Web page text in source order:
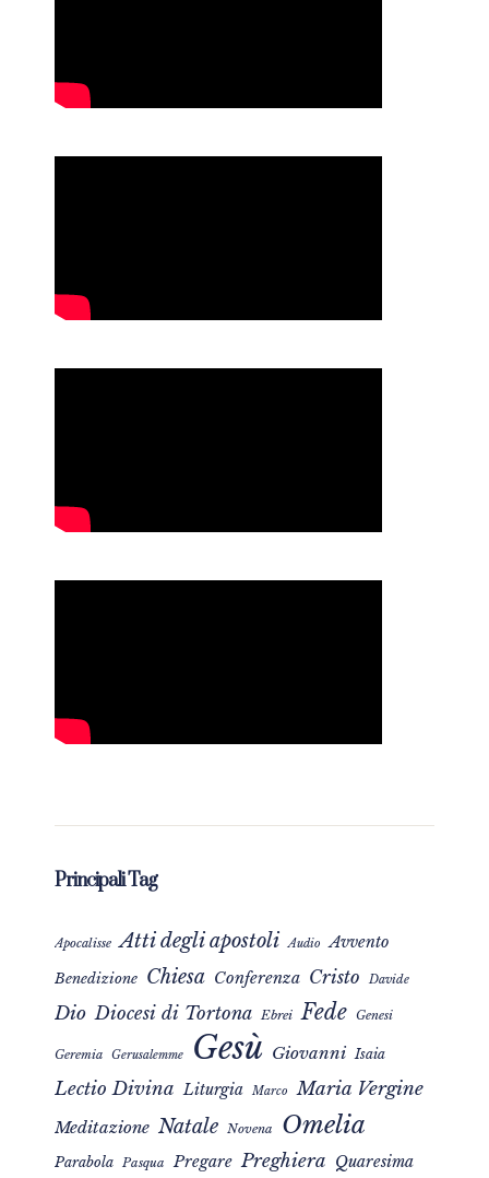
Principali Tag
Apocalisse Atti degli apostoli Audio Avvento
Benedizione Chiesa Conferenza Cristo Davide
Dio Diocesi di Tortona Ebrei Fede Genesi
Geremia Gerusalemme Gesù Giovanni Isaia
Lectio Divina Liturgia Marco Maria Vergine
Meditazione Natale Novena Omelia
Parabola Pasqua Pregare Preghiera Quaresima